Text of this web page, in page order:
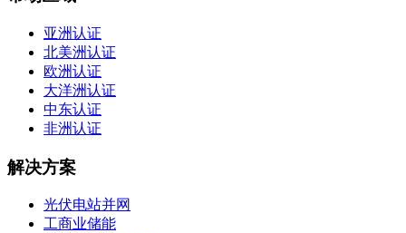
亚洲认证
北美洲认证
欧洲认证
大洋洲认证
中东认证
非洲认证
解决方案
光伏电站并网
工商业储能